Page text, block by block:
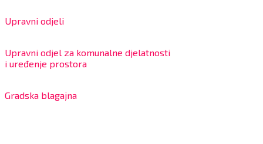
Upravni odjeli
Upravni odjel za komunalne djelatnosti
i uređenje prostora
Gradska blagajna